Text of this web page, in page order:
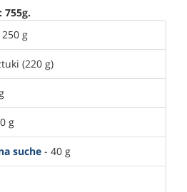
755g.
g
(220 g)
g
suche - 40 g